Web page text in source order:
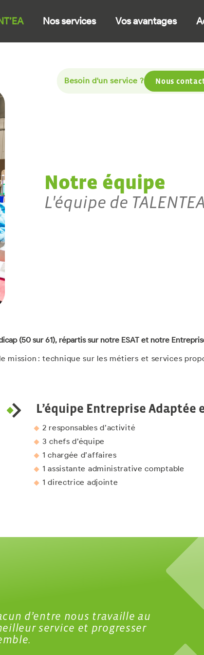
Nos services Vos avantages
Besoin d'un service ? Nous
Notre équipe
L'équipe de TALENTEA
(50 sur 61), répartis sur notre ESAT et notre
mission : technique sur les métiers et services
L’équipe Entreprise Adaptée
2 responsables d’activité
3 chefs d’équipe
1 chargée d’affaires
1 assistante administrative comptable
1 directrice adjointe
d’entre nous travaille au
service et progresser